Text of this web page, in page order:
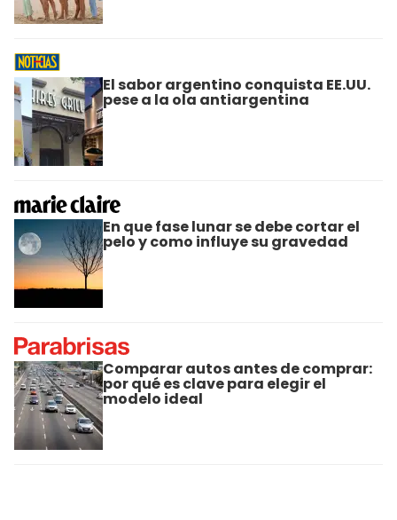
El sabor argentino conquista EE.UU.
pese a la ola antiargentina
En que fase lunar se debe cortar el
pelo y como influye su gravedad
Comparar autos antes de comprar:
por qué es clave para elegir el
modelo ideal